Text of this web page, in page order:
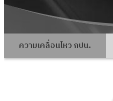
ความเคลื่อนไหว กปน.